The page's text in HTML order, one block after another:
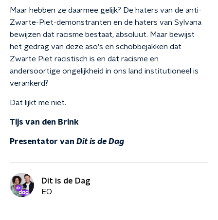
Maar hebben ze daarmee gelijk? De haters van de anti-
Zwarte-Piet-demonstranten en de haters van Sylvana
bewijzen dat racisme bestaat, absoluut. Maar bewijst
het gedrag van deze aso's en schobbejakken dat
Zwarte Piet racistisch is en dat racisme en
andersoortige ongelijkheid in ons land institutioneel is
verankerd?
Dat lijkt me niet.
Tijs van den Brink
Presentator van Dit is de Dag
Dit is de Dag
EO